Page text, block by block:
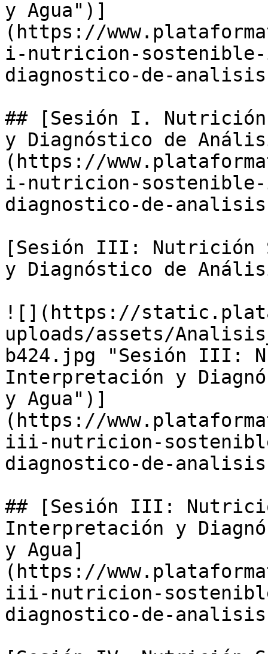
y Agua")]
(https://
i-nutricion-
diagnostico-de-
## [Sesión I.
y Diagnóstico de
(https://
i-nutricion-
diagnostico-de-
[Sesión III: Nutrición
y Diagnóstico de
![](https://
uploads/assets/
b424.jpg "Sesión III:
Interpretación y
y Agua")]
(https://
iii-nutricion-
diagnostico-de-
## [Sesión III:
Interpretación y
y Agua]
(https://
iii-nutricion-
diagnostico-de-